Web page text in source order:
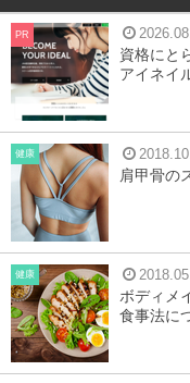
PR
資格にと
アイネイ
健康
肩甲骨の
健康
ボディメ
食事法に